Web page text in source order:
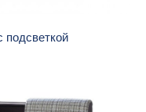
подсветкой